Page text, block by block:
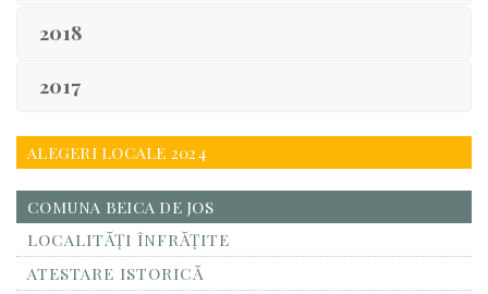
2018
2017
ALEGERI LOCALE 2024
COMUNA BEICA DE JOS
LOCALITĂŢI ÎNFRĂŢITE
ATESTARE ISTORICĂ